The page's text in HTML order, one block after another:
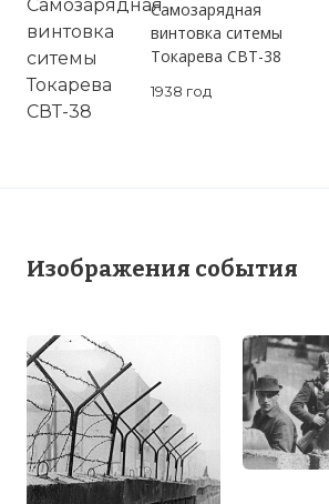
Самозарядная
винтовка ситемы
Токарева СВТ-38
1938 год
Изображения события
Вернуться в статью: